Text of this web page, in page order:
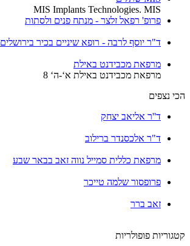
MIS Implants Technologies. MIS
פרופ' רפאל זלצר - מנתח פנים ולסתות
ד"ר יוסף לרבה - רופא שיניים בכיר בירושלים
מרפאת מכבידנט באילת
מרפאת מכבידנט באילת א‘-ה‘ 8
הכי נצפים
ד''ר אליאב יצחק
ד"ר אלכסנדר ברילוב
מרפאת כללית סמייל נווה זאב בבאר שבע
פרופסור שלמה טייכר
זאב ברר
קטגוריות פופולריות